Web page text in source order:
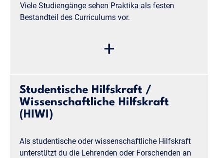
Viele Studiengänge sehen Praktika als festen
Bestandteil des Curriculums vor.
absolviert ein dreimonatiges Praktikum in der
praktische Anwendung von Marketingstrategien,
sondern auch den Umgang mit
branchenspezifischer Software.
+
Studentische Hilfskraft /
Wissenschaftliche Hilfskraft
(HIWI)
Als studentische oder wissenschaftliche Hilfskraft
unterstützt du die Lehrenden oder Forschenden an